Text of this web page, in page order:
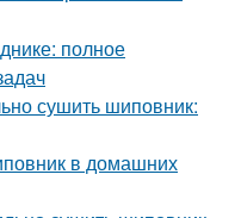
полное
сушить шиповник:
в домашних